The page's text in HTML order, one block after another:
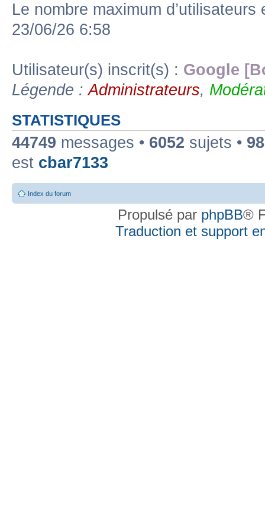
Le nombre maximum
23/06/26 6:58
Utilisateur(s) inscrit(s) : Google
Légende :Administrateurs,
STATISTIQUES
44749 messages • 6052 sujets •
est cbar7133
Index du forum
Propulsé par phpBB®
Traduction et support